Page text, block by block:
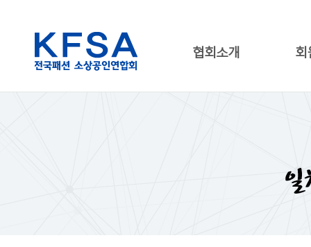
협회소개 회